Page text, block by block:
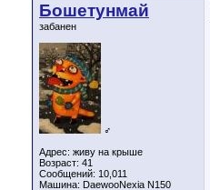
Бошетунмай
забанен
♂
Адрес: живу на крыше
Возраст: 41
Сообщений: 10,011
Машина: DaewooNexia N150